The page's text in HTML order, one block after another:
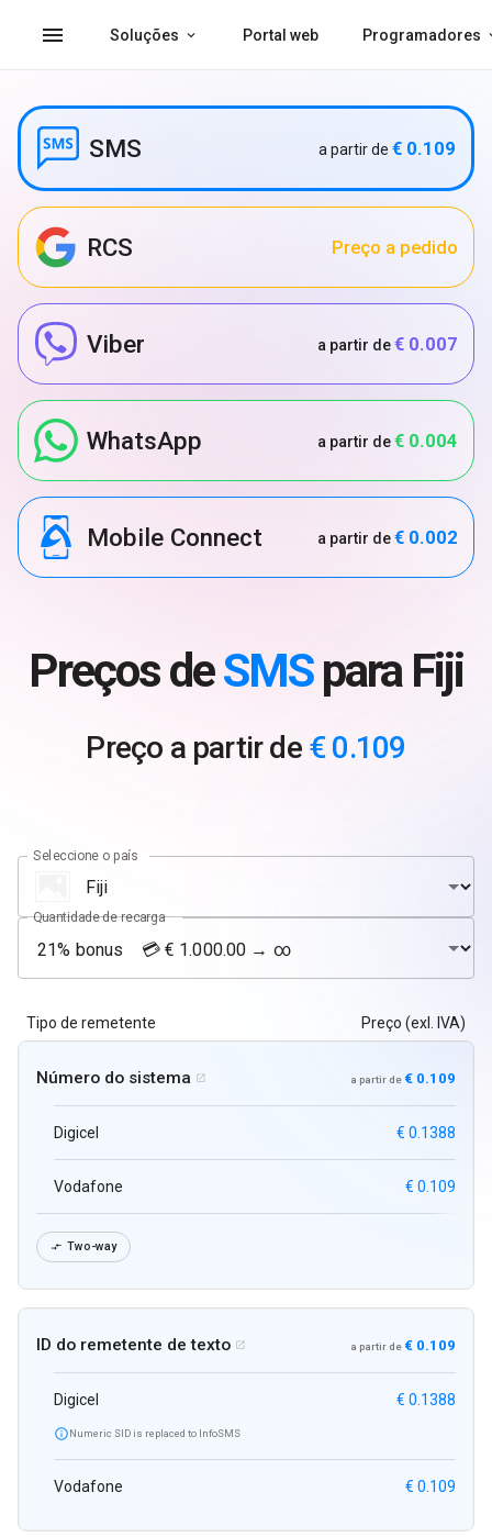
menu Soluções Portal web Programadores
SMS a partir de € 0.109
RCS Preço a pedido
Viber a partir de€ 0.007
WhatsApp a partir de€ 0.004
Mobile Connect a partir de€ 0.002
Preços deSMSpara Fiji
Preço a partir de € 0.109
Seleccione o país
Quantidade de recarga
Tipo de remetente Preço (exl. IVA)
Número do sistema  a partir de € 0.109
Digicel € 0.1388
Vodafone € 0.109
 Two-way
ID do remetente de texto  a partir de € 0.109
Digicel € 0.1388
Numeric SID is replaced to InfoSMS
Vodafone € 0.109